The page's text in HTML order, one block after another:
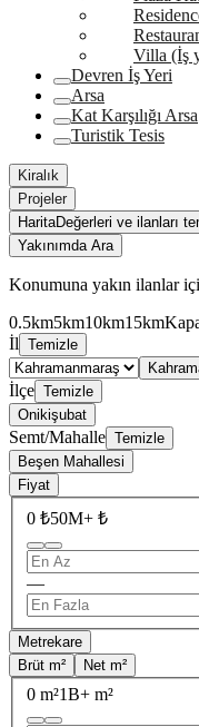
Villa (İş
Devren İş Yeri
Arsa
Kat Karşılığı Arsa
Turistik Tesis
Kiralık
Projeler
HaritaDeğerleri ve ilanları
Yakınımda Ara
Konumuna yakın ilanlar
0.5km5km10km15km
İl Temizle
İlçe Temizle
Onikişubat
Semt/Mahalle Temizle
Beşen Mahallesi
Fiyat
0 ₺50M+ ₺
—
Metrekare
Brüt m²
Net m²
0 m²1B+ m²